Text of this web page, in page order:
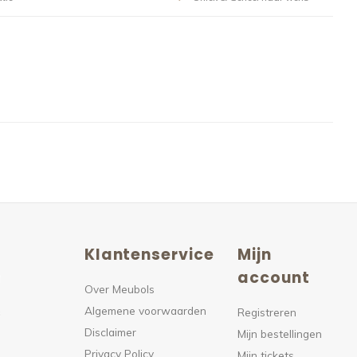
Klantenservice
Over Meubols
Algemene voorwaarden
Disclaimer
Privacy Policy
Mijn
account
Registreren
Mijn bestellingen